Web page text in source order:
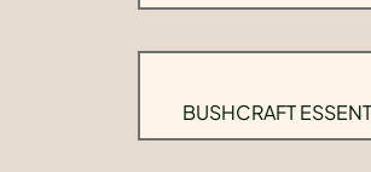
BUSHCRAFT